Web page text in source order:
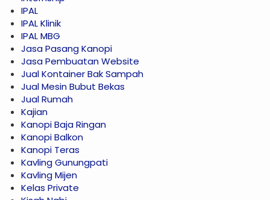
IPAL
IPAL Klinik
IPAL MBG
Jasa Pasang Kanopi
Jasa Pembuatan Website
Jual Kontainer Bak Sampah
Jual Mesin Bubut Bekas
Jual Rumah
Kajian
Kanopi Baja Ringan
Kanopi Balkon
Kanopi Teras
Kavling Gunungpati
Kavling Mijen
Kelas Private